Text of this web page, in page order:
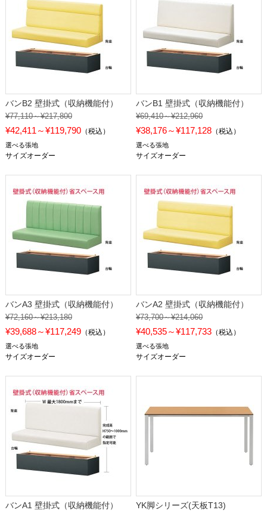
バンB2 壁掛式（収納機能付）
¥77,110～¥217,800
¥42,411～¥119,790（税込）
選べる張地
サイズオーダー
バンB1 壁掛式（収納機能付）
¥69,410～¥212,960
¥38,176～¥117,128 （税込）
選べる張地
サイズオーダー
バンA3 壁掛式（収納機能付）
¥72,160～¥213,180
¥39,688～¥117,249（税込）
選べる張地
サイズオーダー
バンA2 壁掛式（収納機能付）
¥73,700～¥214,060
¥40,535～¥117,733 （税込）
選べる張地
サイズオーダー
バンA1 壁掛式（収納機能付） YK脚シリーズ(天板T13)